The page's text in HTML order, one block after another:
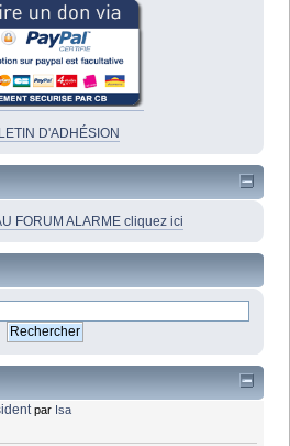
D'ADHÉSION
FORUM ALARME cliquez ici
par Isa